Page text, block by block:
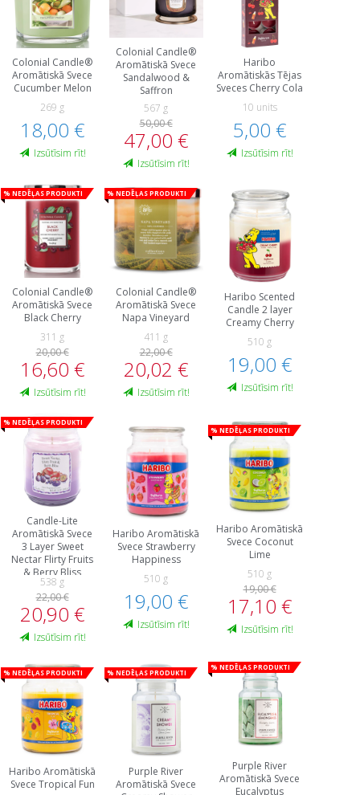
Colonial Candle®
Aromātiskā Svece
Cucumber Melon
269 g
18,00 €
Izsūtīsim rīt!
Colonial Candle®
Aromātiskā Svece
Sandalwood &
Saffron
567 g
50,00 €
47,00 €
Izsūtīsim rīt!
Haribo
Aromātiskās Tējas
Sveces Cherry Cola
10 units
5,00 €
Izsūtīsim rīt!
% Nedēļas produkti
Colonial Candle®
Aromātiskā Svece
Black Cherry
311 g
20,00 €
16,60 €
Izsūtīsim rīt!
% Nedēļas produkti
Colonial Candle®
Aromātiskā Svece
Napa Vineyard
411 g
22,00 €
20,02 €
Izsūtīsim rīt!
Haribo Scented
Candle 2 layer
Creamy Cherry
510 g
19,00 €
Izsūtīsim rīt!
% Nedēļas produkti
Candle-Lite
Aromātiskā Svece
3 Layer Sweet
Nectar Flirty Fruits
& Berry Bliss
538 g
22,00 €
20,90 €
Izsūtīsim rīt!
Haribo Aromātiskā
Svece Strawberry
Happiness
510 g
19,00 €
Izsūtīsim rīt!
% Nedēļas produkti
Haribo Aromātiskā
Svece Coconut
Lime
510 g
19,00 €
17,10 €
Izsūtīsim rīt!
% Nedēļas produkti
Haribo Aromātiskā
Svece Tropical Fun
% Nedēļas produkti
Purple River
Aromātiskā Svece
% Nedēļas produkti
Purple River
Aromātiskā Svece
Eucalyptus